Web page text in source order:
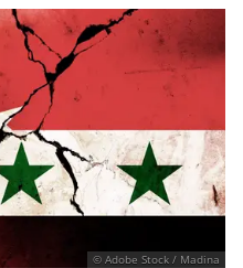
© Adobe Stock / Madina